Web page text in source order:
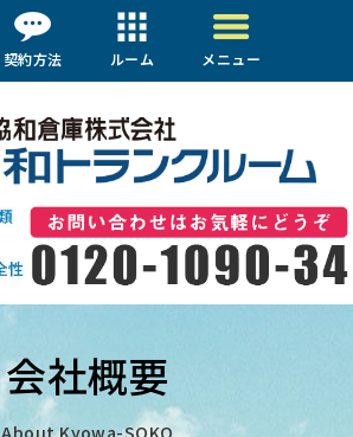
契約方法 ルーム メニュー
会社概要
About Kyowa-SOKO